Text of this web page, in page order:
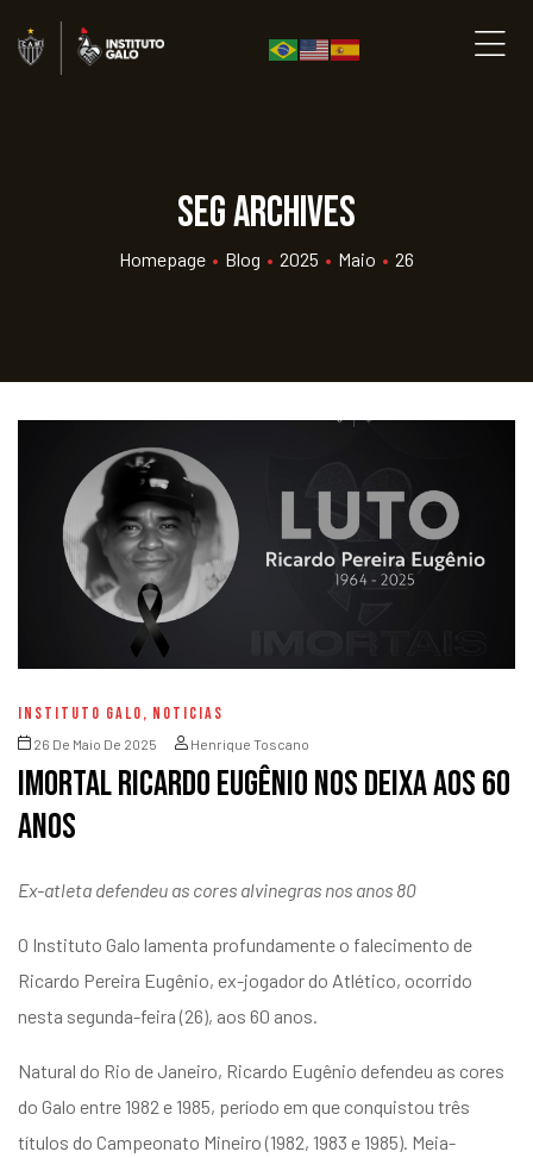
seg Archives
Homepage • Blog • 2025 • Maio • 26
INSTITUTO GALO, NOTICIAS
26 De Maio De 2025 Henrique Toscano
Imortal Ricardo Eugênio nos deixa aos 60
anos
Ex-atleta defendeu as cores alvinegras nos anos 80
O Instituto Galo lamenta profundamente o falecimento de
Ricardo Pereira Eugênio, ex-jogador do Atlético, ocorrido
nesta segunda-feira (26), aos 60 anos.
Natural do Rio de Janeiro, Ricardo Eugênio defendeu as cores
do Galo entre 1982 e 1985, período em que conquistou três
títulos do Campeonato Mineiro (1982, 1983 e 1985). Meia-